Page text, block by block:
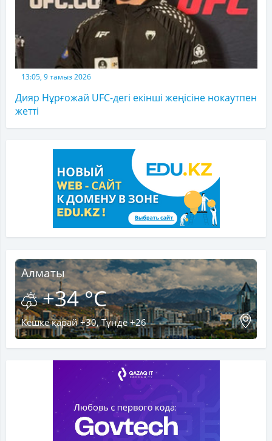
13:05, 9 тамыз 2026
Дияр Нұрғожай UFC-дегі екінші жеңісіне нокаутпен
жетті
Алматы
+34 °C
Кешке қарай +30, Түнде +26